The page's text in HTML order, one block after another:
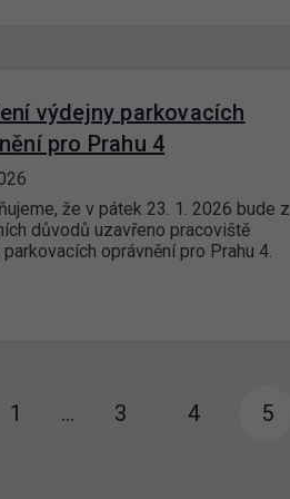
výdejny parkovacích
pro Prahu 4
že v pátek 23. 1. 2026 bude z
důvodů uzavřeno pracoviště
oprávnění pro Prahu 4.
1 … 3 4 5